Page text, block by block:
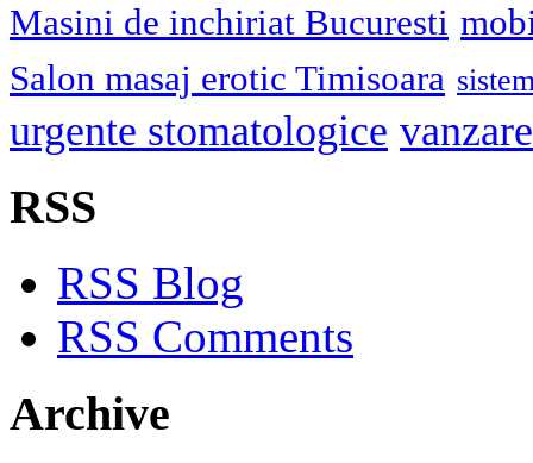
Masini de inchiriat Bucuresti
Salon masaj erotic Timisoara
urgente stomatologice
RSS
RSS Blog
RSS Comments
Archive